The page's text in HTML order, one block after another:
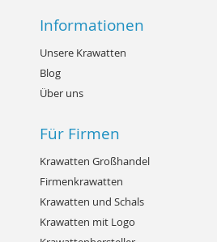
Informationen
Unsere Krawatten
Blog
Über uns
Für Firmen
Krawatten Großhandel
Firmenkrawatten
Krawatten und Schals
Krawatten mit Logo